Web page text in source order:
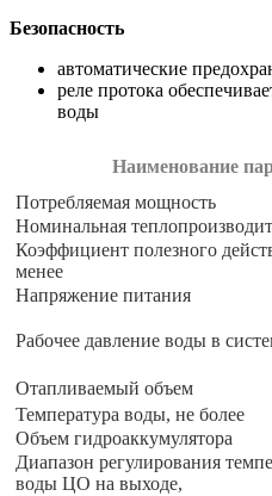
Безопасность
автоматические
реле протока
воды
Наименование
Потребляемая мощность
Номинальная
Коэффициент полезного
менее
Напряжение питания
Рабочее давление воды в
Отапливаемый объем
Температура воды, не более
Объем гидроаккумулятора
Диапазон регулирования
воды ЦО на выходе,